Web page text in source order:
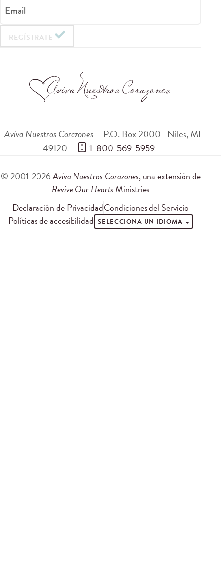
Email
REGÍSTRATE
Aviva Nuestros Corazones P.O. Box 2000 Niles,MI
49120
1-800-569-5959
© 2001-2026Aviva Nuestros Corazones, una extensión de
Revive Our Hearts Ministries
Declaración de PrivacidadCondiciones del Servicio
Políticas de accesibilidad SELECCIONA UN IDIOMA